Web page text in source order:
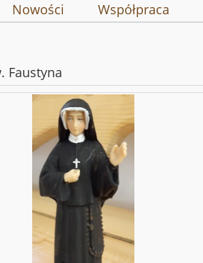
Nowości Współpraca
Faustyna